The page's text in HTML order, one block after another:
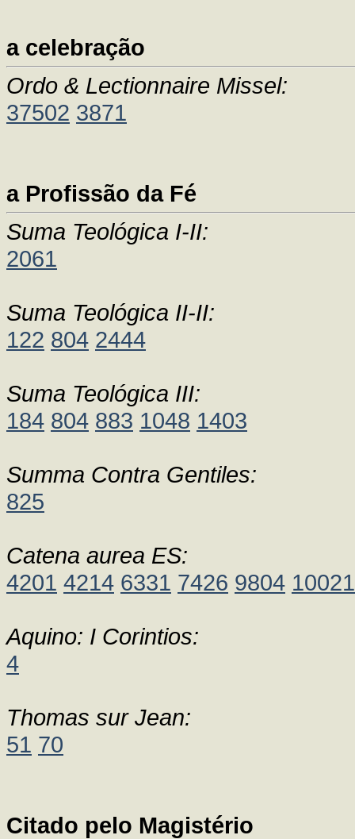
a celebração
Ordo & Lectionnaire Missel:
37502 3871
a Profissão da Fé
Suma Teológica I-II:
2061
Suma Teológica II-II:
122 804 2444
Suma Teológica III:
184 804 883 1048 1403
Summa Contra Gentiles:
825
Catena aurea ES:
4201 4214 6331 7426 9804 10021
Aquino: I Corintios:
4
Thomas sur Jean:
51 70
Citado pelo Magistério